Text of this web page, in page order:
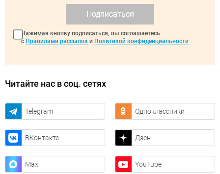
Подписаться
Нажимая кнопку подписаться, вы соглашаетесь
с Правилами рассылок и Политикой конфиденциальности
Читайте нас в соц. сетях
Telegram Одноклассники
ВКонтакте Дзен
Max YouTube